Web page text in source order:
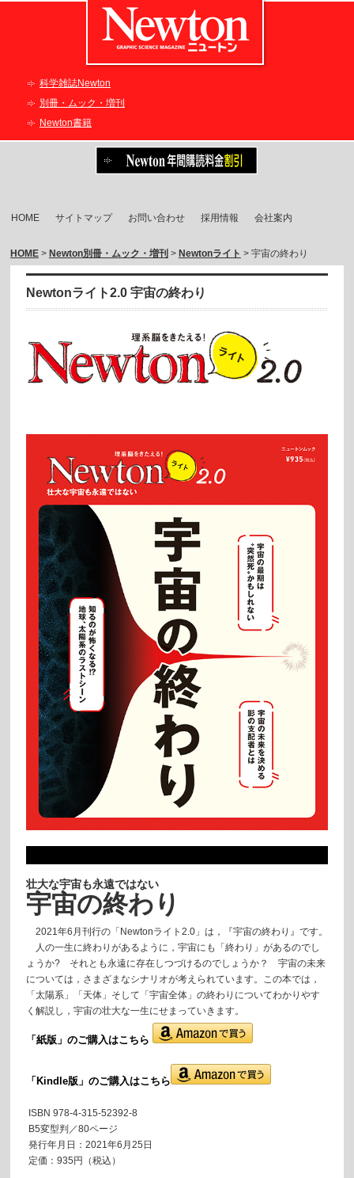
科学雑誌Newton
別冊・ムック・増刊
Newton書籍
HOME サイトマップ お問い合わせ 採用情報 会社案内
HOME> Newton別冊・ムック・増刊 > Newtonライト > 宇宙の終わり
Newtonライト2.0 宇宙の終わり
壮大な宇宙も永遠ではない
宇宙の終わり
2021年6月刊行の「Newtonライト2.0」は，『宇宙の終わり』です。
人の一生に終わりがあるように，宇宙にも「終わり」があるのでし
ょうか? それとも永遠に存在しつづけるのでしょうか？ 宇宙の未来
については，さまざまなシナリオが考えられています。この本では，
「太陽系」「天体」そして「宇宙全体」の終わりについてわかりやす
く解説し，宇宙の壮大な一生にせまっていきます。
「紙版」のご購入はこちら
「Kindle版」のご購入はこちら
ISBN 978-4-315-52392-8
B5変型判／80ページ
発行年月日：2021年6月25日
定価：935円（税込）